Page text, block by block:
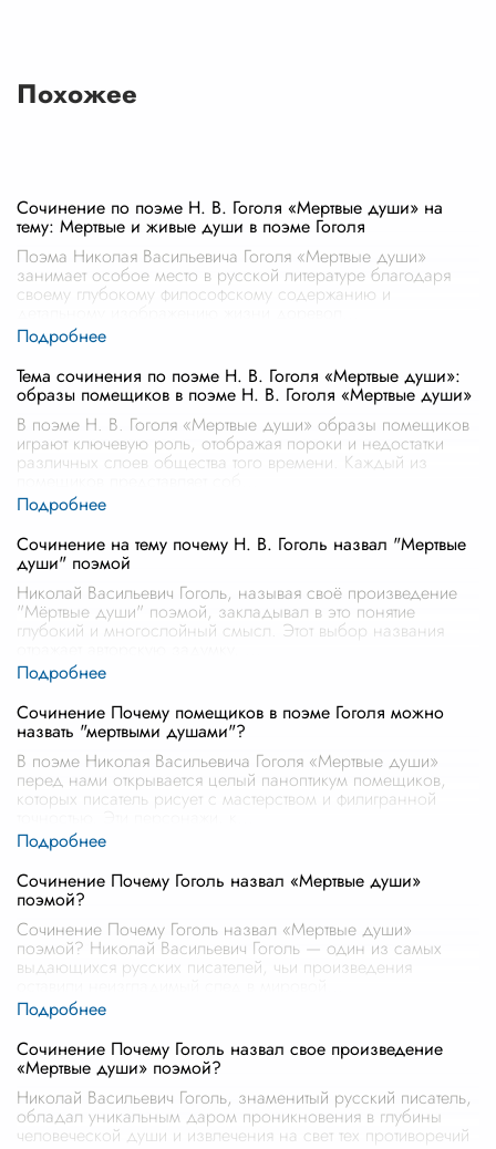
Похожее
Сочинение по поэме Н. В. Гоголя «Мертвые души» на
тему: Мертвые и живые души в поэме Гоголя
Поэма Николая Васильевича Гоголя «Мертвые души»
занимает особое место в русской литературе благодаря
своему глубокому философскому содержанию и
Тема сочинения по поэме Н. В. Гоголя «Мертвые души»:
образы помещиков в поэме Н. В. Гоголя «Мертвые души»
В поэме Н. В. Гоголя «Мертвые души» образы помещиков
играют ключевую роль, отображая пороки и недостатки
различных слоев общества того времени. Каждый из
Сочинение на тему почему Н. В. Гоголь назвал "Мертвые
души" поэмой
Николай Васильевич Гоголь, называя своё произведение
"Мёртвые души" поэмой, закладывал в это понятие
глубокий и многослойный смысл. Этот выбор названия
Сочинение Почему помещиков в поэме Гоголя можно
назвать "мертвыми душами"?
В поэме Николая Васильевича Гоголя «Мертвые души»
перед нами открывается целый паноптикум помещиков,
которых писатель рисует с мастерством и филигранной
Сочинение Почему Гоголь назвал «Мертвые души»
поэмой?
Сочинение Почему Гоголь назвал «Мертвые души»
поэмой? Николай Васильевич Гоголь — один из самых
выдающихся русских писателей, чьи произведения
Сочинение Почему Гоголь назвал свое произведение
«Мертвые души» поэмой?
Николай Васильевич Гоголь, знаменитый русский писатель,
обладал уникальным даром проникновения в глубины
человеческой души и извлечения на свет тех противоречий